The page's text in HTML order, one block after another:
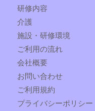
研修内容
介護
施設・研修環境
ご利用の流れ
会社概要
お問い合わせ
ご利用規約
プライバシーポリシー